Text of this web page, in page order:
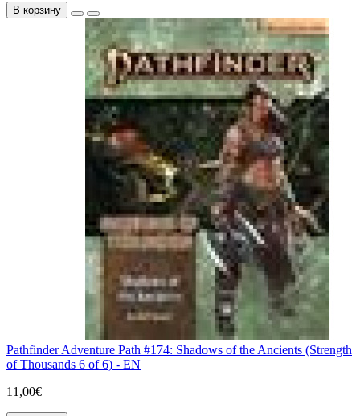
В корзину
Pathfinder Adventure Path #174: Shadows of the Ancients (Strength
of Thousands 6 of 6) - EN
11,00€